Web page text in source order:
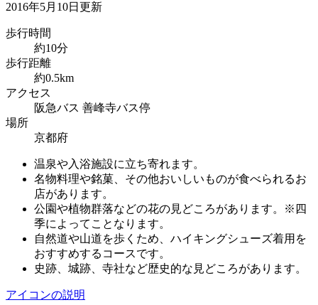
2016年5月10日更新
歩行時間
約10分
歩行距離
約0.5km
アクセス
阪急バス 善峰寺バス停
場所
京都府
温泉や入浴施設に立ち寄れます。
名物料理や銘菓、その他おいしいものが食べられるお
店があります。
公園や植物群落などの花の見どころがあります。※四
季によってことなります。
自然道や山道を歩くため、ハイキングシューズ着用を
おすすめするコースです。
史跡、城跡、寺社など歴史的な見どころがあります。
アイコンの説明